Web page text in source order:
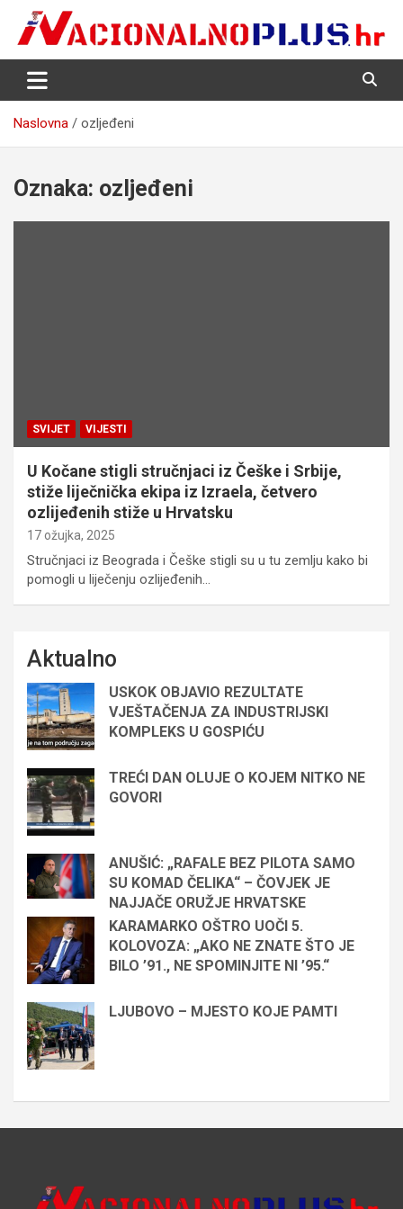
content
NacionalnoPlus.hr
Nacija želi znati više
Naslovna ozljeđeni
Oznaka: ozljeđeni
SVIJET VIJESTI
U Kočane stigli stručnjaci iz Češke i Srbije,
stiže liječnička ekipa iz Izraela, četvero
ozlijeđenih stiže u Hrvatsku
17 ožujka, 2025
Stručnjaci iz Beograda i Češke stigli su u tu zemlju kako bi
pomogli u liječenju ozlijeđenih…
Aktualno
USKOK OBJAVIO REZULTATE
VJEŠTAČENJA ZA INDUSTRIJSKI
KOMPLEKS U GOSPIĆU
TREĆI DAN OLUJE O KOJEM NITKO NE
GOVORI
ANUŠIĆ: „RAFALE BEZ PILOTA SAMO
SU KOMAD ČELIKA“ – ČOVJEK JE
NAJJAČE ORUŽJE HRVATSKE
KARAMARKO OŠTRO UOČI 5.
KOLOVOZA: „AKO NE ZNATE ŠTO JE
BILO ’91., NE SPOMINJITE NI ’95.“
LJUBOVO – MJESTO KOJE PAMTI